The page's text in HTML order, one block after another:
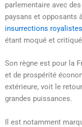
parlementaire avec des
paysans et opposants
insurrections royalistes
étant moqué et
Son règne est pour la
et de prospérité
extérieure, voit le
grandes puissances.
Il est notamment